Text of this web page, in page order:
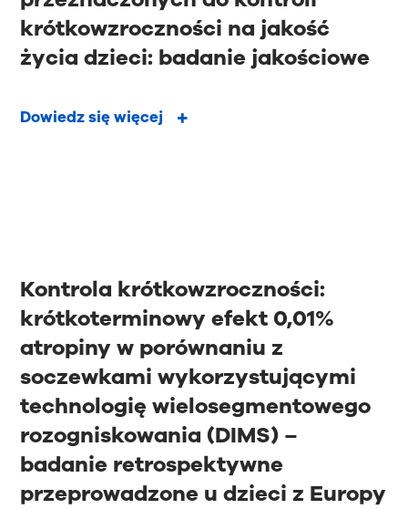
krótkowzroczności na jakość
życia dzieci: badanie jakościowe
Dowiedz się więcej
Kontrola krótkowzroczności:
krótkoterminowy efekt 0,01%
atropiny w porównaniu z
soczewkami wykorzystującymi
technologię wielosegmentowego
rozogniskowania (DIMS) –
badanie retrospektywne
przeprowadzone u dzieci z Europy